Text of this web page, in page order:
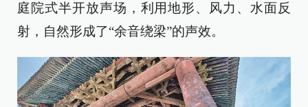
庭院式半开放声场，利用地形、风力、水面反
射，自然形成了“余音绕梁”的声效。